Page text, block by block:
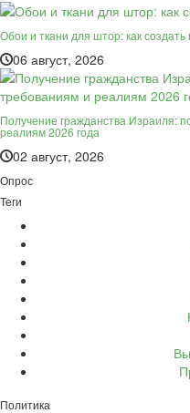
Обои и ткани для штор: как
06 август, 2026
Получение гражданства Израиля:
реалиям 2026 года
02 август, 2026
Опрос
Теги
Политика